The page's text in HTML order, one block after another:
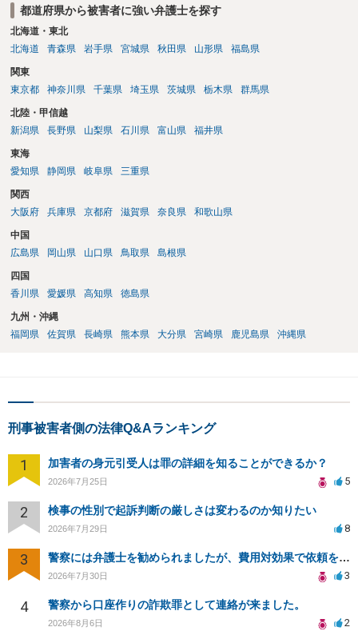
都道府県から被害者に強い弁護士を探す
北海道・東北
北海道
青森県 岩手県 宮城県 秋田県 山形県 福島県
関東
東京都
神奈川県 千葉県 埼玉県 茨城県 栃木県 群馬県
北陸・甲信越
新潟県
長野県 山梨県 石川県 富山県 福井県
東海
愛知県
静岡県 岐阜県 三重県
関西
大阪府
兵庫県 京都府 滋賀県 奈良県 和歌山県
中国
広島県
岡山県 山口県 鳥取県 島根県
四国
香川県
愛媛県 高知県 徳島県
九州・沖縄
福岡県
佐賀県 長崎県 熊本県 大分県 宮崎県 鹿児島県 沖縄県
刑事被害者側の法律Q&Aランキング
1 加害者の身元引受人は罪の詳細を知ることができるか？
2026年7月25日 5
2 検事の性別で起訴判断の厳しさは変わるのか知りたい
2026年7月29日 8
3 警察には弁護士を勧められましたが、費用対効果で依頼をすることを躊躇しています。
2026年7月30日 3
4 警察から口座作りの詐欺罪として連絡が来ました。
2026年8月6日 2